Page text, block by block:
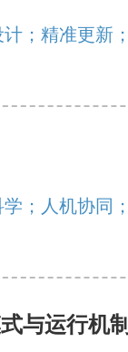
；精准更新；
；人机协同；
与运行机制